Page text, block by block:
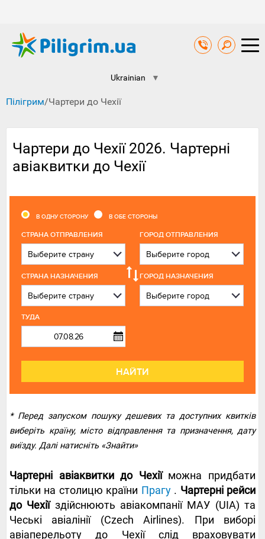
Ukrainian ▼
Пілігрим/Чартери до Чехії
Чартери до Чехії 2026. Чартерні
авіаквитки до Чехії
В ОДНУ СТОРОНУ В ОБЕ СТОРОНЫ
CТРАНА ОТПРАВЛЕНИЯ ГОРОД ОТПРАВЛЕНИЯ
СТРАНА НАЗНАЧЕНИЯ ГОРОД НАЗНАЧЕНИЯ
ТУДА
НАЙТИ
* Перед запуском пошуку дешевих та доступних квитків
виберіть країну, місто відправлення та призначення, дату
виїзду. Далі натисніть «Знайти»
Чартерні авіаквитки до Чехіїможна придбати
тільки на столицю країни Прагу. Чартерні рейси
до Чехіїздійснюють авіакомпанії МАУ (UIA) та
Чеські авіалінії (Czech Airlines). При виборі
авіаперельоту до Чехії слід враховувати